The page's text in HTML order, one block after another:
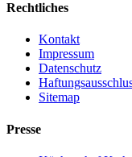
Rechtliches
Kontakt
Impressum
Datenschutz
Sitemap
Presse